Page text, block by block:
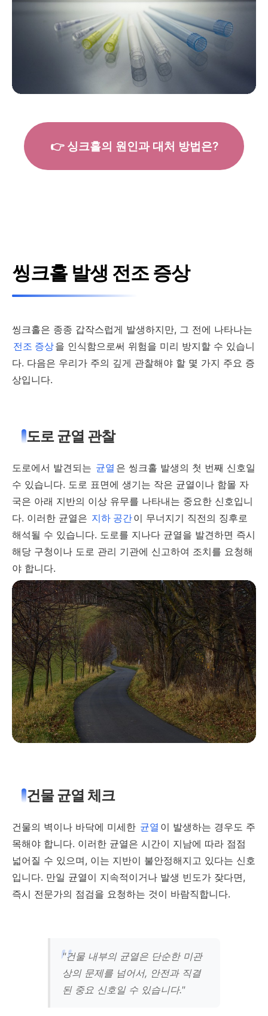
👉 싱크홀의 원인과 대처 방법은?
씽크홀 발생 전조 증상
씽크홀은 종종 갑작스럽게 발생하지만, 그 전에 나타나는
전조 증상을 인식함으로써 위험을 미리 방지할 수 있습니
다. 다음은 우리가 주의 깊게 관찰해야 할 몇 가지 주요 증
상입니다.
도로 균열 관찰
도로에서 발견되는 균열 은 씽크홀 발생의 첫 번째 신호일
수 있습니다. 도로 표면에 생기는 작은 균열이나 함몰 자
국은 아래 지반의 이상 유무를 나타내는 중요한 신호입니
다. 이러한 균열은 지하 공간이 무너지기 직전의 징후로
해석될 수 있습니다. 도로를 지나다 균열을 발견하면 즉시
해당 구청이나 도로 관리 기관에 신고하여 조치를 요청해
야 합니다.
건물 균열 체크
건물의 벽이나 바닥에 미세한 균열 이 발생하는 경우도 주
목해야 합니다. 이러한 균열은 시간이 지남에 따라 점점
넓어질 수 있으며, 이는 지반이 불안정해지고 있다는 신호
입니다. 만일 균열이 지속적이거나 발생 빈도가 잦다면,
즉시 전문가의 점검을 요청하는 것이 바람직합니다.
"건물 내부의 균열은 단순한 미관
상의 문제를 넘어서, 안전과 직결
된 중요 신호일 수 있습니다."